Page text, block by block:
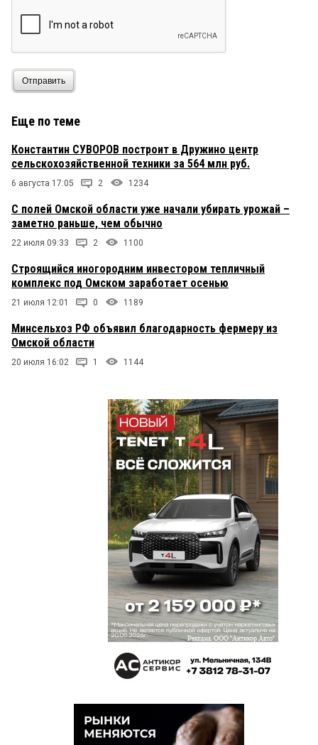
Отправить
Еще по теме
Константин СУВОРОВ построит в Дружино центр
сельскохозяйственной техники за 564 млн руб.
6 августа 17:05 2 1234
С полей Омской области уже начали убирать урожай –
заметно раньше, чем обычно
22 июля 09:33 2 1100
Строящийся иногородним инвестором тепличный
комплекс под Омском заработает осенью
21 июля 12:01 0 1189
Минсельхоз РФ объявил благодарность фермеру из
Омской области
20 июля 16:02 1 1144